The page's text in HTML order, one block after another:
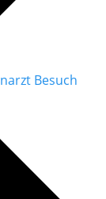
Besuch